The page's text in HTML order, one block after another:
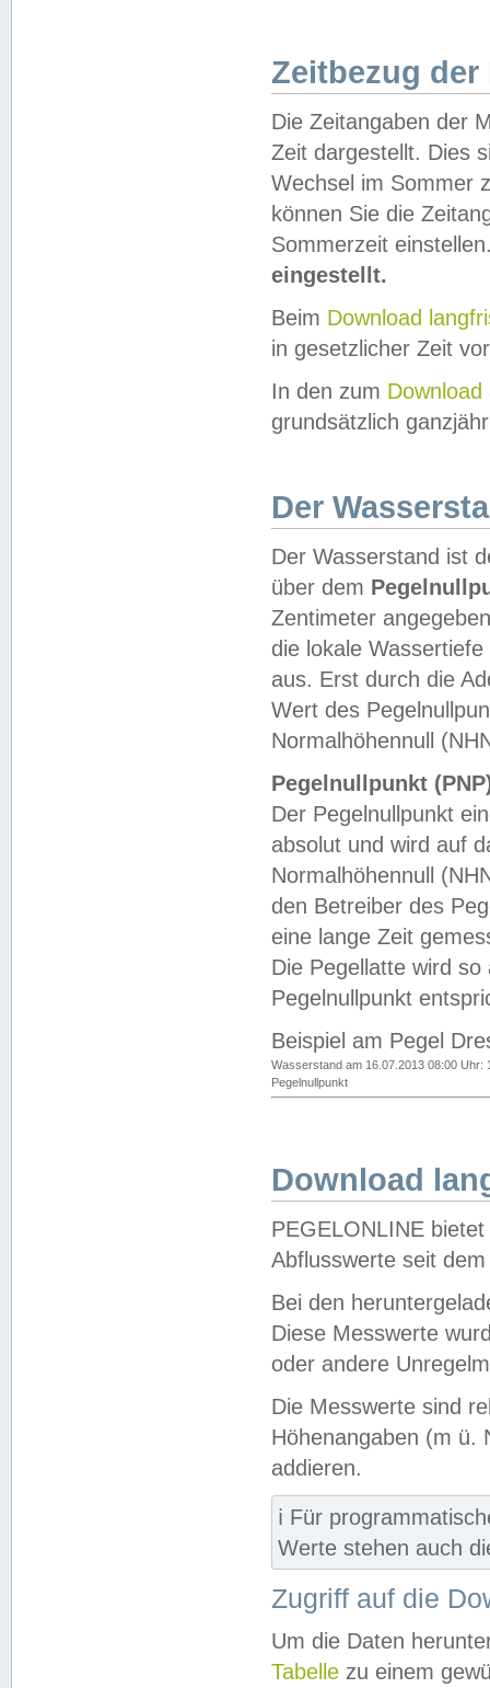
Zeitbezug der
Die Zeitangaben der
Zeit dargestellt. Dies
Wechsel im Sommer
können Sie die
Sommerzeit
eingestellt.
Beim Download
in gesetzlicher Zeit
In den zum Download
grundsätzlich
Der
Der Wasserstand ist
über dem
Zentimeter
die lokale
aus. Erst durch die
Wert des
Normalhöhennull
Pegelnullpunkt
Der Pegelnullpunkt
absolut und wird auf
Normalhöhennull
den Betreiber des
eine lange Zeit
Die Pegellatte wird
Pegelnullpunkt
Beispiel am Pegel
Wasserstand am 16.07.2013 08:00 Uhr:
Pegelnullpunkt
Download
PEGELONLINE
Abflusswerte seit
Bei den
Diese Messwerte
oder andere
Die Messwerte sind
Höhenangaben (m ü.
addieren.
ℹ️ Für
Werte stehen auch
Zugriff auf die
Um die Daten
Tabelle zu einem